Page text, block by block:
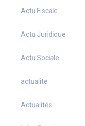
Actu Fiscale
Actu Juridique
Actu Sociale
actualite
Actualités